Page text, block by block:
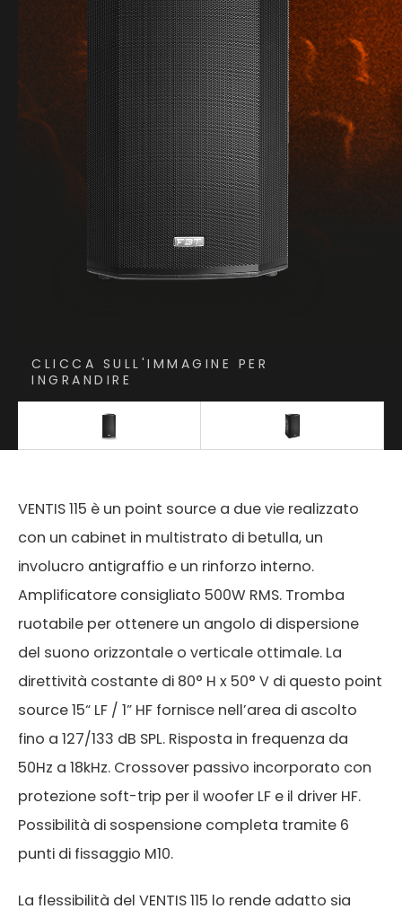
CLICCA SULL'IMMAGINE PER
INGRANDIRE
VENTIS 115 è un point source a due vie realizzato
con un cabinet in multistrato di betulla, un
involucro antigraffio e un rinforzo interno.
Amplificatore consigliato 500W RMS. Tromba
ruotabile per ottenere un angolo di dispersione
del suono orizzontale o verticale ottimale. La
direttività costante di 80° H x 50° V di questo point
source 15“ LF / 1” HF fornisce nell’area di ascolto
fino a 127/133 dB SPL. Risposta in frequenza da
50Hz a 18kHz. Crossover passivo incorporato con
protezione soft-trip per il woofer LF e il driver HF.
Possibilità di sospensione completa tramite 6
punti di fissaggio M10.
La flessibilità del VENTIS 115 lo rende adatto sia